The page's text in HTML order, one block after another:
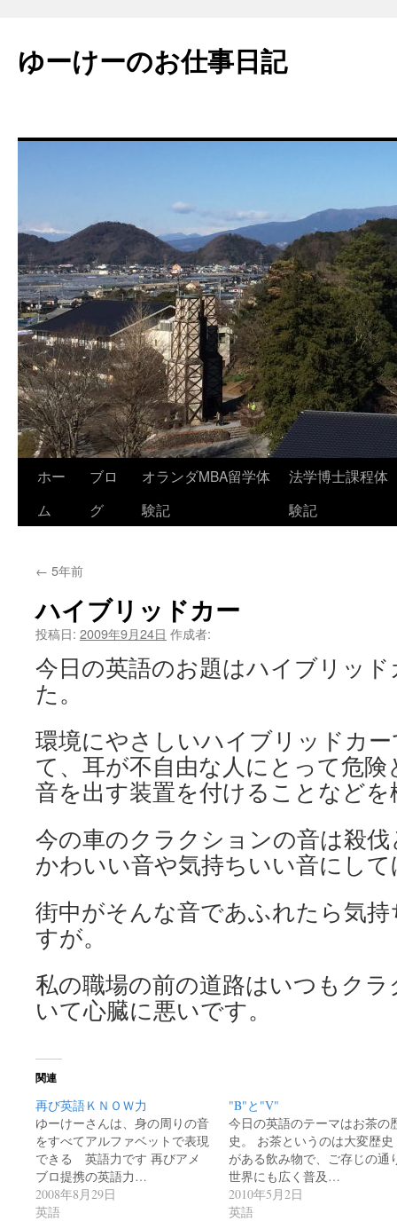
ゆーけーのお仕事日記
ン
へ
ス
キ
ッ
ホー
ム
ブロ
グ
オランダMBA留学体
験記
法学博士課程体
験記
← 5年前
ハイブリッドカー
投稿日: 2009年9月24日 作成者:
今日の英語のお題はハイブリッ
た。
環境にやさしいハイブリッドカ
て、耳が不自由な人にとって危
音を出す装置を付けることなど
今の車のクラクションの音は殺
かわいい音や気持ちいい音にし
街中がそんな音であふれたら気
すが。
私の職場の前の道路はいつもク
いて心臓に悪いです。
関連
再び英語ＫＮＯＷ力
ゆーけーさんは、身の周りの音
をすべてアルファベットで表現
できる 英語力です 再びアメ
ブロ提携の英語力…
2008年8月29日
英語
"B"と"V"
今日の英語のテーマはお茶の
史。 お茶というのは大変歴史
がある飲み物で、ご存じの通
世界にも広く普及…
2010年5月2日
英語